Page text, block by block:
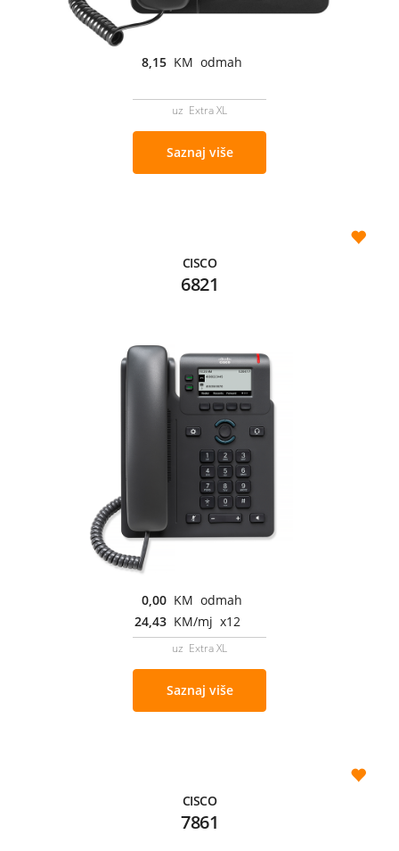
8,15 KM odmah
uz Extra XL
Saznaj više
CISCO
6821
0,00 KM odmah
24,43 KM/mj x12
uz Extra XL
Saznaj više
CISCO
7861